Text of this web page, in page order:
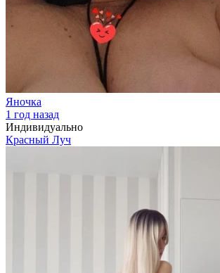
Яночка
1 год назад
Индивидуально
Красный Луч